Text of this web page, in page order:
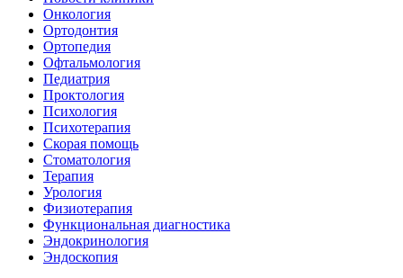
Онкология
Ортодонтия
Ортопедия
Офтальмология
Педиатрия
Проктология
Психология
Психотерапия
Скорая помощь
Стоматология
Терапия
Урология
Физиотерапия
Функциональная диагностика
Эндокринология
Эндоскопия